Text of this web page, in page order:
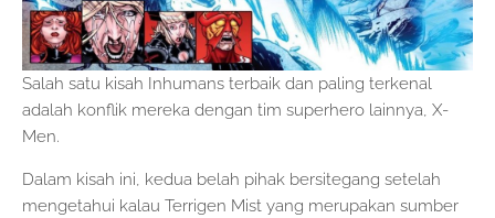
Salah satu kisah Inhumans terbaik dan paling terkenal
adalah konflik mereka dengan tim superhero lainnya, X-
Men.
Dalam kisah ini, kedua belah pihak bersitegang setelah
mengetahui kalau Terrigen Mist yang merupakan sumber